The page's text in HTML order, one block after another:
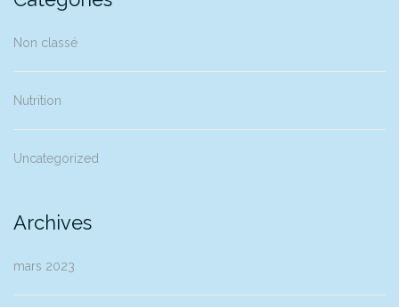
Non classé
Nutrition
Uncategorized
Archives
mars 2023